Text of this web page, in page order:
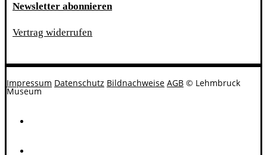
Newsletter abonnieren
Vertrag widerrufen
Impressum Datenschutz Bildnachweise AGB © Lehmbruck
Museum